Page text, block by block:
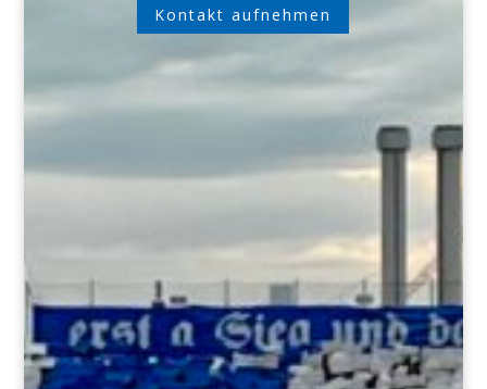
Kontakt aufnehmen